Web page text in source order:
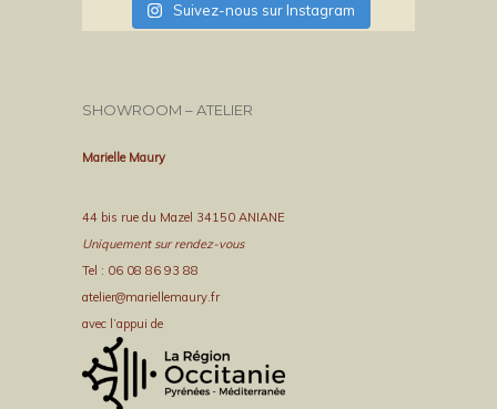
Suivez-nous sur Instagram
SHOWROOM – ATELIER
Marielle Maury
44 bis rue du Mazel 34150 ANIANE
Uniquement sur rendez-vous
Tel : 06 08 86 93 88
atelier@mariellemaury.fr
avec l’appui de